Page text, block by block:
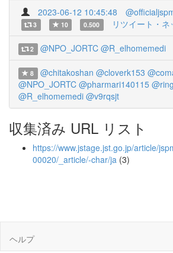
2023-06-12 10:45:48
3 10 0.500 リツイート・
2 @NPO_JORTC @R_elhomemedi
8 @chitakoshan @cloverk153
@NPO_JORTC @pharmari140115
@R_elhomemedi @v9rqsjt
収集済み URL リスト
https://www.jstage.jst.go.jp/article/
00020/_article/-char/ja (3)
ヘルプ